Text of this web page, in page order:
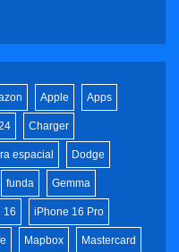
Apple Apps
Charger
espacial Dodge
funda Gemma
16 iPhone 16 Pro
Mapbox Mastercard